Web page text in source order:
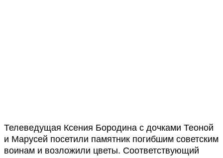
Телеведущая Ксения Бородина с дочками Теоной
и Марусей посетили памятник погибшим советским
воинам и возложили цветы. Соответствующий